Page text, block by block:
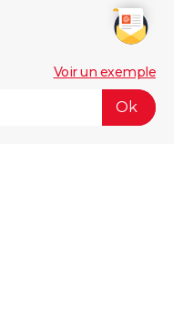
Voir un exemple